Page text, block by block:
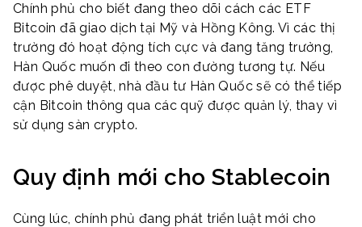
Chính phủ cho biết đang theo dõi cách các ETF
Bitcoin đã giao dịch tại Mỹ và Hồng Kông. Vì các thị
trường đó hoạt động tích cực và đang tăng trưởng,
Hàn Quốc muốn đi theo con đường tương tự. Nếu
được phê duyệt, nhà đầu tư Hàn Quốc sẽ có thể tiếp
cận Bitcoin thông qua các quỹ được quản lý, thay vì
sử dụng sàn crypto.
Quy định mới cho Stablecoin
Cùng lúc, chính phủ đang phát triển luật mới cho